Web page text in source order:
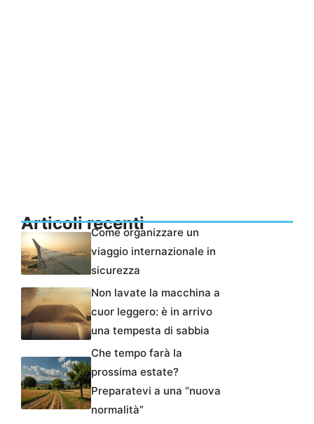
Articoli recentiCome organizzare un
viaggio internazionale in
sicurezza
Non lavate la macchina a
cuor leggero: è in arrivo
una tempesta di sabbia
Che tempo farà la
prossima estate?
Preparatevi a una “nuova
normalità”